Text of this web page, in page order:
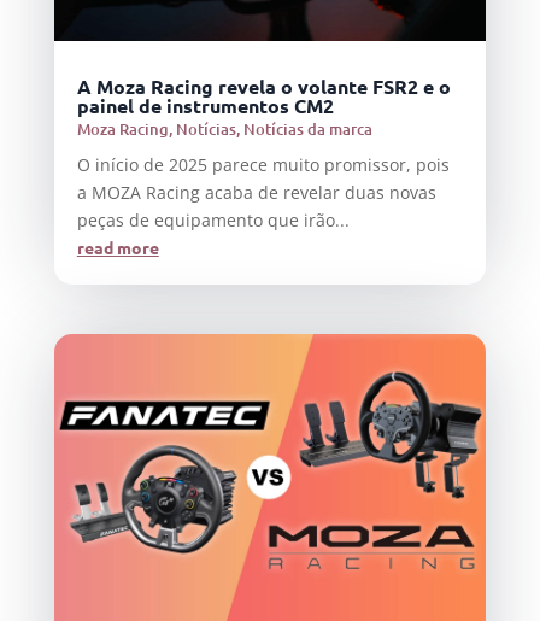
A Moza Racing revela o volante FSR2 e o
painel de instrumentos CM2
Moza Racing, Notícias, Notícias da marca
O início de 2025 parece muito promissor, pois
a MOZA Racing acaba de revelar duas novas
peças de equipamento que irão...
read more